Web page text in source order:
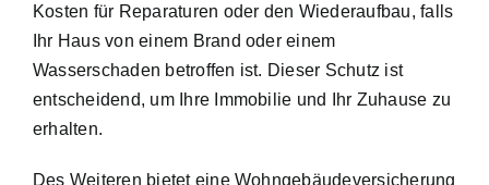
Kosten für Reparaturen oder den Wiederaufbau, falls
Ihr Haus von einem Brand oder einem
Wasserschaden betroffen ist. Dieser Schutz ist
entscheidend, um Ihre Immobilie und Ihr Zuhause zu
erhalten.
Des Weiteren bietet eine Wohngebäudeversicherung